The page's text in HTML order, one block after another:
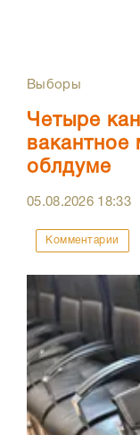
Выборы
Четыре
вакантное
облдуме
05.08.2026 18:33
Комментарии